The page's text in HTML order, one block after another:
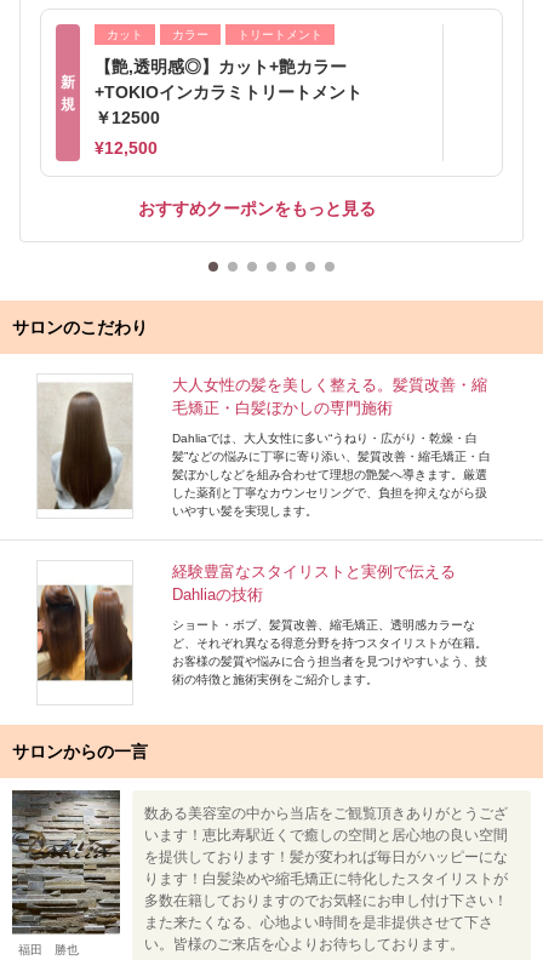
新
規
カット カラー トリートメント
【艶,透明感◎】カット+艶カラー
+TOKIOインカラミトリートメント
￥12500
¥12,500
おすすめクーポンをもっと見る
サロンのこだわり
大人女性の髪を美しく整える。髪質改善・縮
毛矯正・白髪ぼかしの専門施術
Dahliaでは、大人女性に多い“うねり・広がり・乾燥・白
髪”などの悩みに丁寧に寄り添い、髪質改善・縮毛矯正・白
髪ぼかしなどを組み合わせて理想の艶髪へ導きます。厳選
した薬剤と丁寧なカウンセリングで、負担を抑えながら扱
いやすい髪を実現します。
経験豊富なスタイリストと実例で伝える
Dahliaの技術
ショート・ボブ、髪質改善、縮毛矯正、透明感カラーな
ど、それぞれ異なる得意分野を持つスタイリストが在籍。
お客様の髪質や悩みに合う担当者を見つけやすいよう、技
術の特徴と施術実例をご紹介します。
サロンからの一言
福田 勝也
数ある美容室の中から当店をご観覧頂きありがとうござ
います！恵比寿駅近くで癒しの空間と居心地の良い空間
を提供しております！髪が変われば毎日がハッピーにな
ります！白髪染めや縮毛矯正に特化したスタイリストが
多数在籍しておりますのでお気軽にお申し付け下さい！
また来たくなる、心地よい時間を是非提供させて下さ
い。皆様のご来店を心よりお待ちしております。